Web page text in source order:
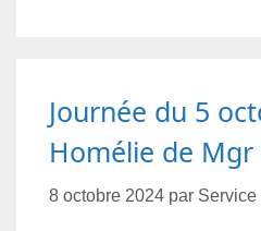
Journée du 5
Homélie de
8 octobre 2024 par Service